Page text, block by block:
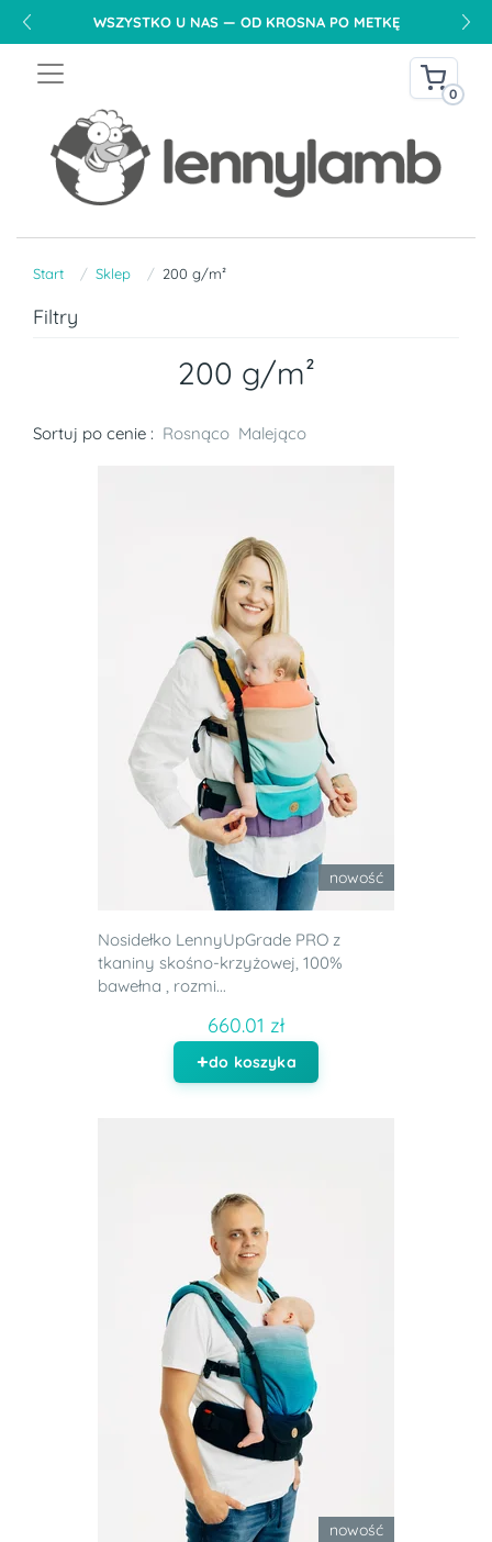
DARMOWA DOSTAWA NA TERENIE POLSKI OD 240 PLN
0
Start Sklep 200 g/m²
Filtry
200 g/m²
Sortuj po cenie : Rosnąco Malejąco
nowość
Nosidełko LennyUpGrade PRO z
tkaniny skośno-krzyżowej, 100%
bawełna , rozmi...
660.01 zł
do koszyka
nowość